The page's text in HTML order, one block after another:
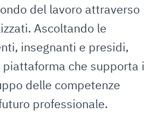
del lavoro attraverso
Ascoltando le
insegnanti e presidi,
piattaforma che supporta i
delle competenze
professionale.